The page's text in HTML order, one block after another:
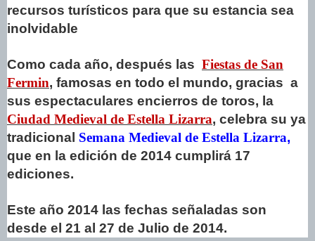
recursos turísticos para que su estancia sea
inolvidable
Como cada año, después las Fiestas de San
Fermin, famosas en todo el mundo, gracias a
sus espectaculares encierros de toros, la
Ciudad Medieval de Estella Lizarra, celebra su ya
tradicional Semana Medieval de Estella Lizarra,
que en la edición de 2014 cumplirá 17
ediciones.
Este año 2014 las fechas señaladas son
desde el 21 al 27 de Julio de 2014.